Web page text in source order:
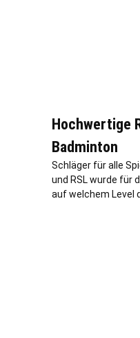
Hochwertige
Badminton
Schläger für alle
und RSL wurde für
auf welchem Level